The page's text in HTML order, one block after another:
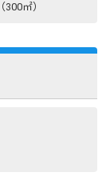
㎡）